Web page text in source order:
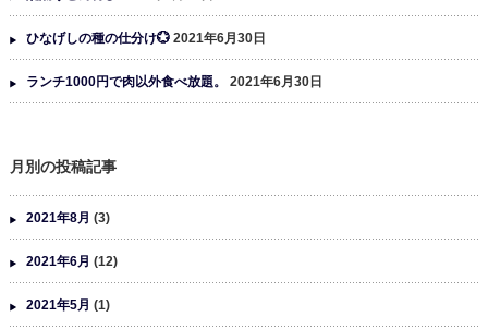
ひなげしの種の仕分け💮 2021年6月30日
ランチ1000円で肉以外食べ放題。 2021年6月30日
月別の投稿記事
2021年8月 (3)
2021年6月 (12)
2021年5月 (1)